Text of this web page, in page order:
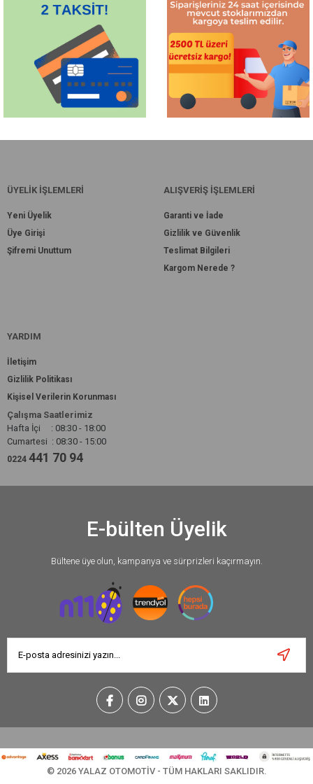
ÜYELİK İŞLEMLERİ
Yeni Üyelik
Üye Girişi
Şifremi Unuttum
ALIŞVERİŞ İŞLEMLERİ
Garanti ve İade
Gizlilik ve Güvenlik
Teslimat Bilgileri
Kargom Nerede ?
YARDIM
İletişim
Gizlilik Politikası
Kişisel Verilerin Korunması
Çalışma Saatlerimiz
Hafta İçi : 08:30 - 18:00
Cumartesi : 08:30 - 15:00
0224 441 70 94
E-bülten Üyelik
Bültene üye olun, kampanya ve sürprizleri kaçırmayın.
© 2026 YALAZ OTOMOTİV - TÜM HAKLARI SAKLIDIR.